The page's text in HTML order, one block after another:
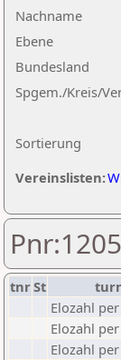
Nachname
Ebene
Sortierung
Bundesland
Spgem./Kreis/
Vereinslisten:
tnrSt
Elozahl
Elozahl
Elozahl